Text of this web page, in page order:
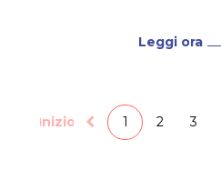
opportunità
conciliare le...
Leggi ora
Inizio 1 2 3